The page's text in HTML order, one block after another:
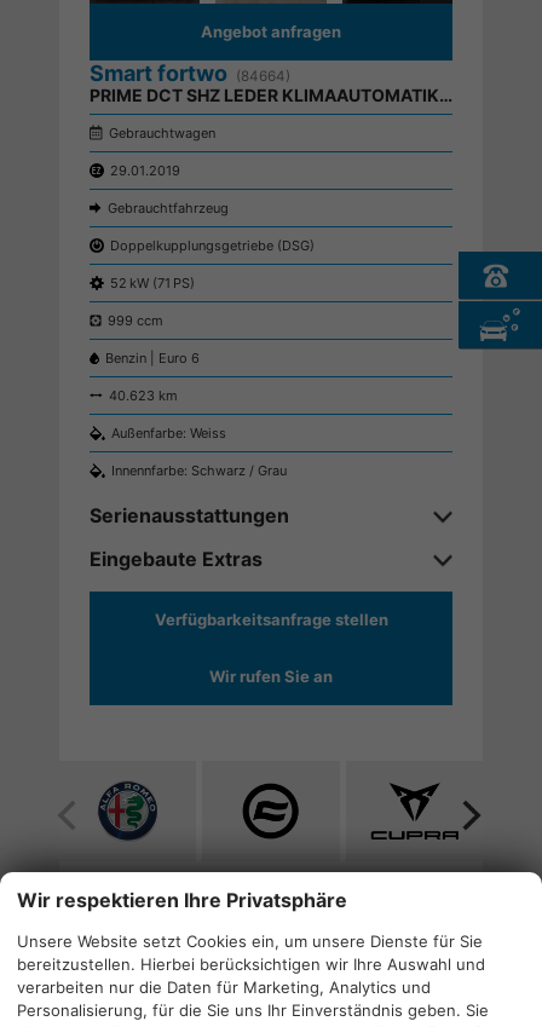
Angebot anfragen
(84664)
Smart fortwo
PRIME DCT SHZ LEDER KLIMAAUTOMATIK TEMPOMAT
Gebrauchtwagen
29.01.2019
Gebrauchtfahrzeug
Doppelkupplungsgetriebe (DSG)
52 kW (71 PS)
999 ccm
Benzin | Euro 6
40.623 km
Außenfarbe: Weiss
Innennfarbe: Schwarz / Grau
Serienausstattungen
Eingebaute Extras
Verfügbarkeitsanfrage stellen
Wir rufen Sie an
Alle
von
Alfa
anzeigen
Alle
von
CF
anzeigen
Alle
von
Quicklinks
Login
Wir respektieren Ihre Privatsphäre
Unsere Website setzt Cookies ein, um unsere Dienste für Sie
bereitzustellen. Hierbei berücksichtigen wir Ihre Auswahl und
verarbeiten nur die Daten für Marketing, Analytics und
Personalisierung, für die Sie uns Ihr Einverständnis geben. Sie